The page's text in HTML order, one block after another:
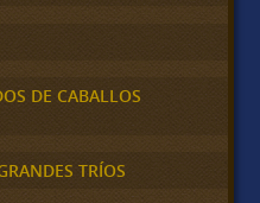
DE CABALLOS
TRÍOS